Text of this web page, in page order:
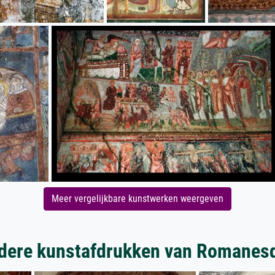
Meer vergelijkbare kunstwerken weergeven
kunstafdrukken van